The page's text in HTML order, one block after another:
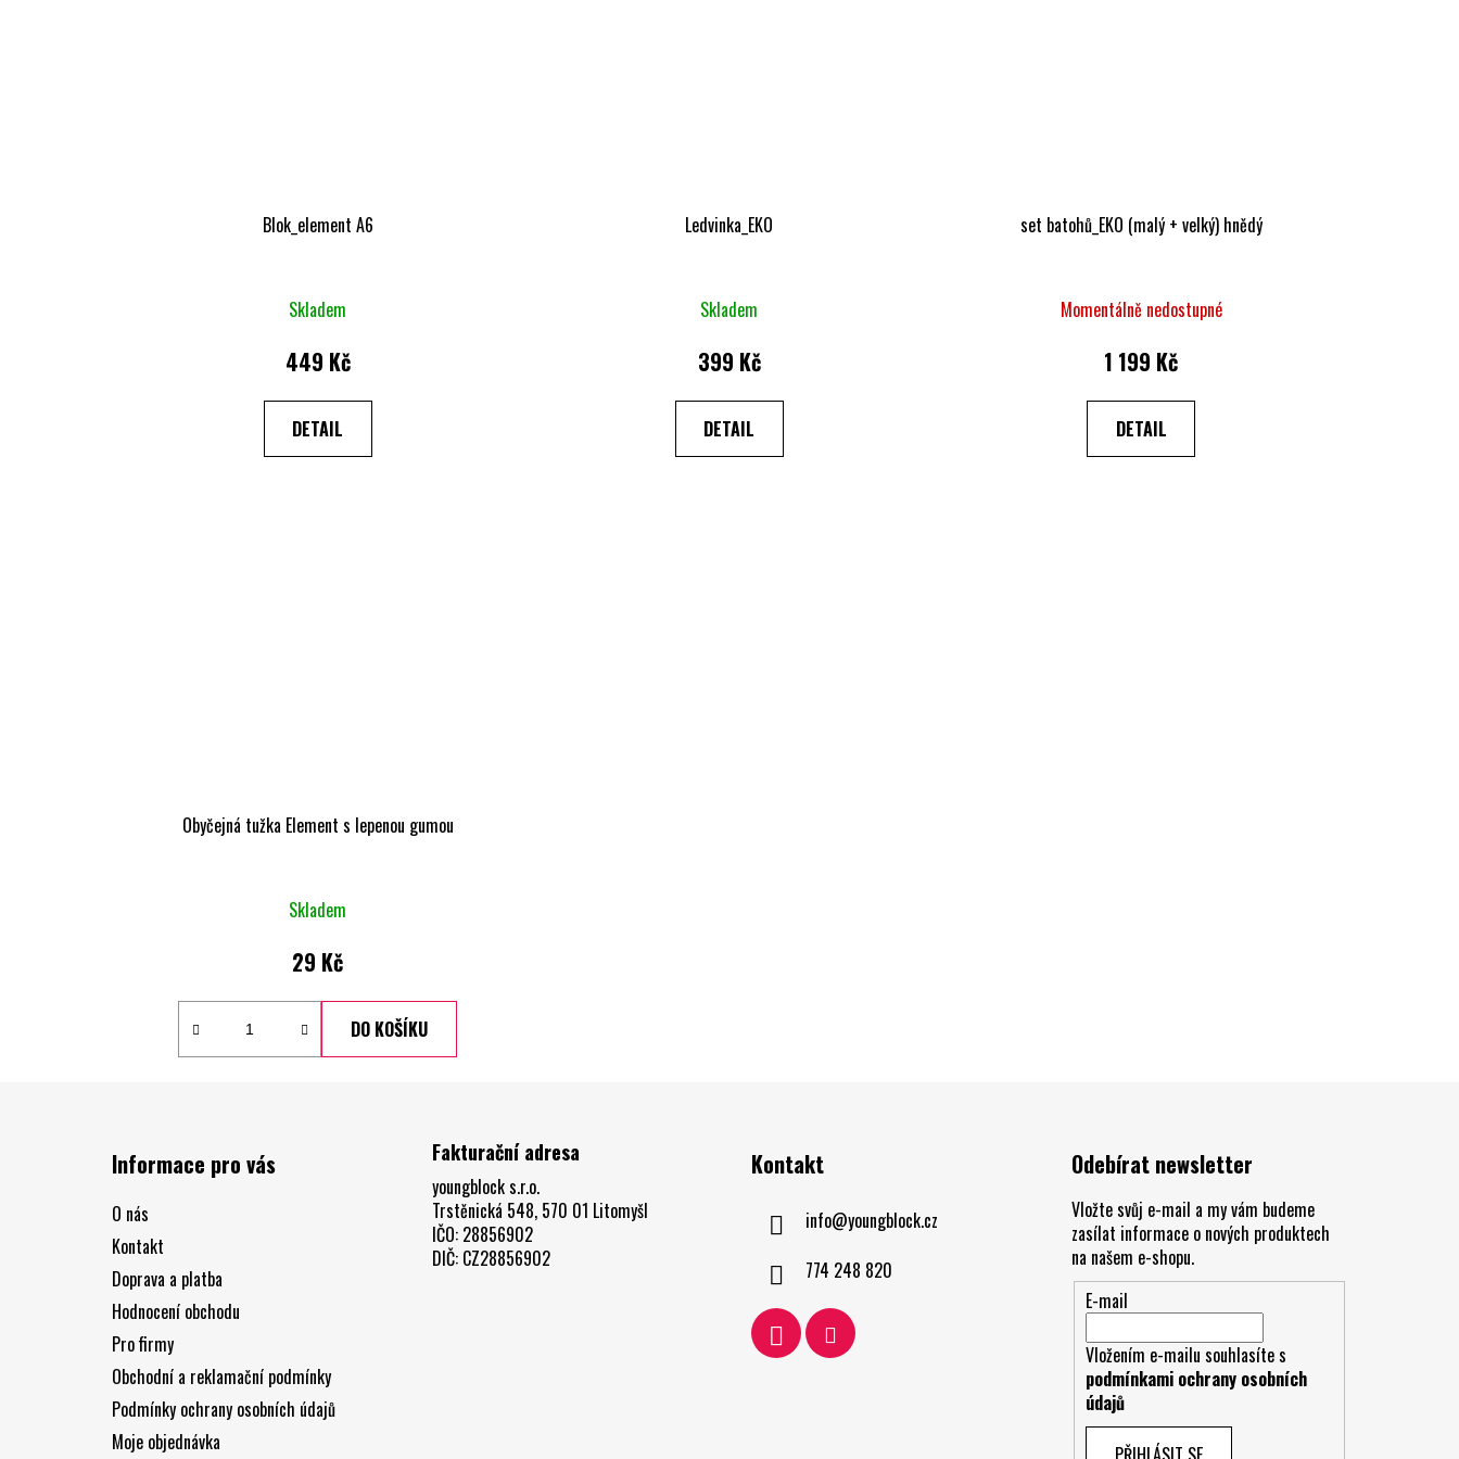
Blok_element A6
Skladem
449 Kč
DETAIL
Ledvinka_EKO
Skladem
399 Kč
DETAIL
set batohů_EKO (malý + velký) hnědý
Momentálně nedostupné
1 199 Kč
DETAIL
Obyčejná tužka Element s lepenou gumou
Skladem
29 Kč
DO KOŠÍKU
Informace pro vás
O nás
Kontakt
Doprava a platba
Hodnocení obchodu
Pro firmy
Obchodní a reklamační podmínky
Podmínky ochrany osobních údajů
Moje objednávka
Fakturační adresa
youngblock s.r.o.
Trstěnická 548, 570 01 Litomyšl
IČO: 28856902
DIČ: CZ28856902
Kontakt
info@youngblock.cz
774 248 820
Odebírat newsletter
Vložte svůj e-mail a my vám budeme
zasílat informace o nových produktech
na našem e-shopu.
E-mail
Vložením e-mailu souhlasíte s
podmínkami ochrany osobních
údajů